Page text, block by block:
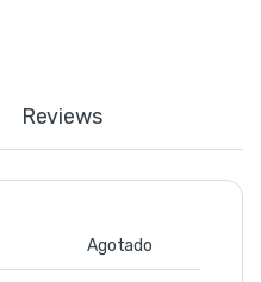
Reviews
Agotado